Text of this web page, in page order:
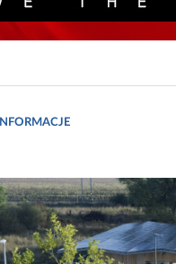
INFORMACJE